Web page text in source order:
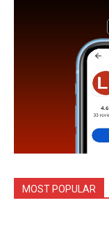
MOST POPULAR